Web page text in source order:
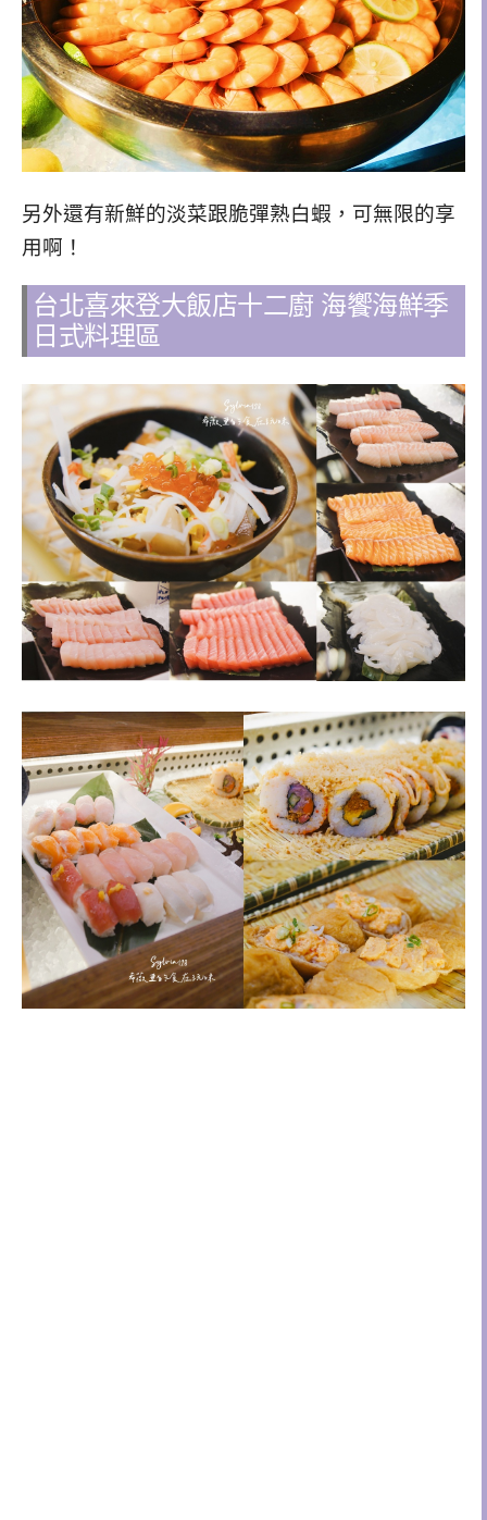
另外還有新鮮的淡菜跟脆彈熟白蝦，可無限的享
用啊！
台北喜來登大飯店十二廚 海饗海鮮季
日式料理區